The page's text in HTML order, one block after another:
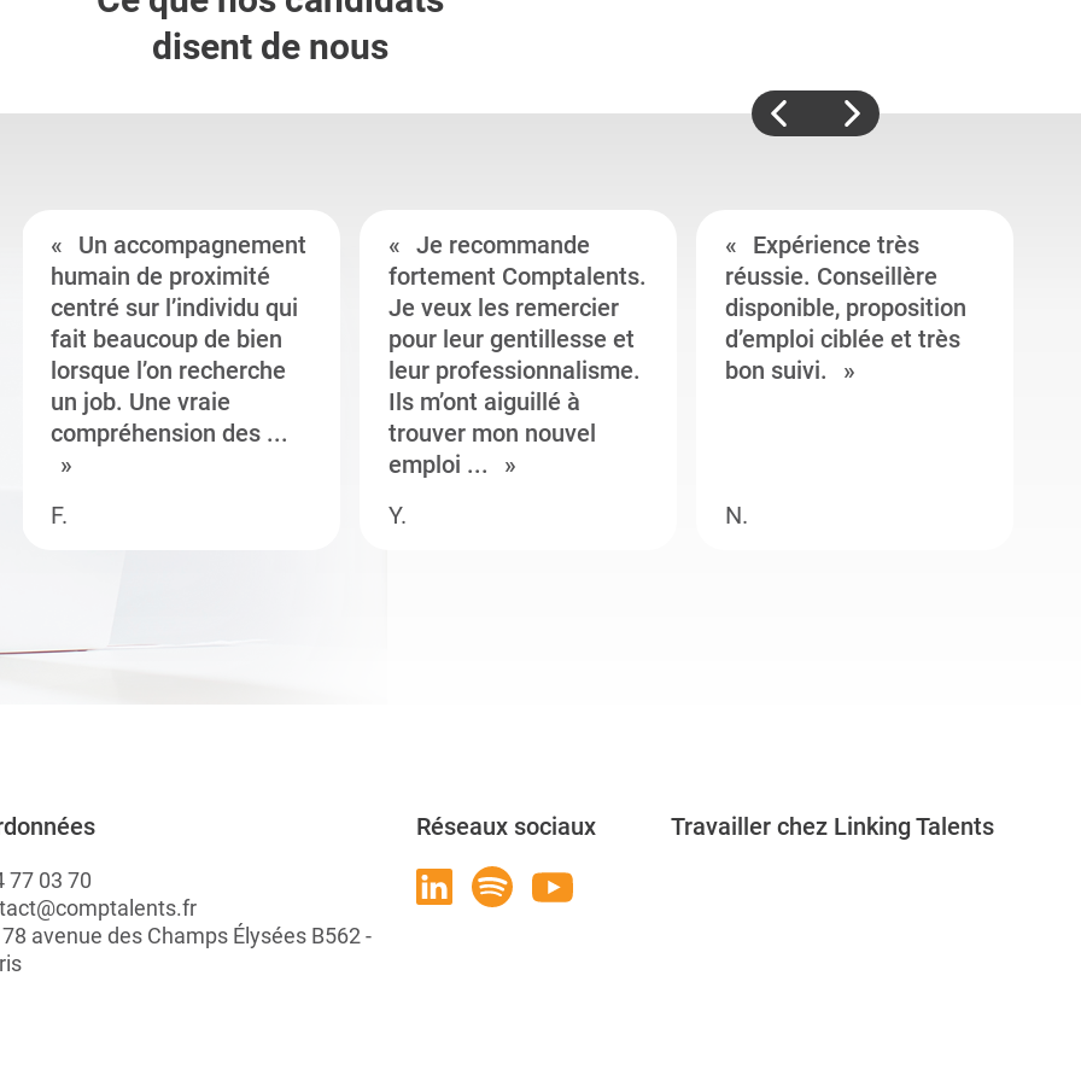
disent de nous
Un accompagnement
humain de proximité
centré sur l’individu qui
fait beaucoup de bien
lorsque l’on recherche
un job. Une vraie
compréhension des ...
F.
Je recommande
fortement Comptalents.
Je veux les remercier
pour leur gentillesse et
leur professionnalisme.
Ils m’ont aiguillé à
trouver mon nouvel
emploi ...
Y.
Expérience très
réussie. Conseillère
disponible, proposition
d’emploi ciblée et très
bon suivi.
N.
77 03 70
avenue des Champs Élysées B562 -
Réseaux sociaux Travailler chez Linking Talents